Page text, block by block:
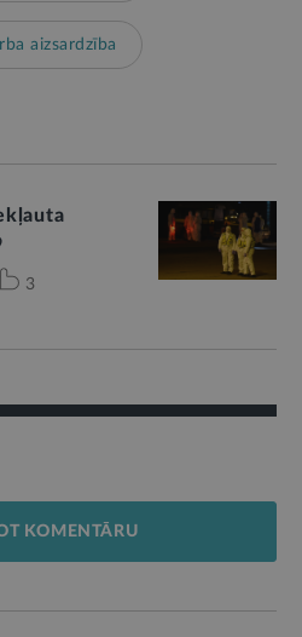
aizsardzība
3
KOMENTĀRU